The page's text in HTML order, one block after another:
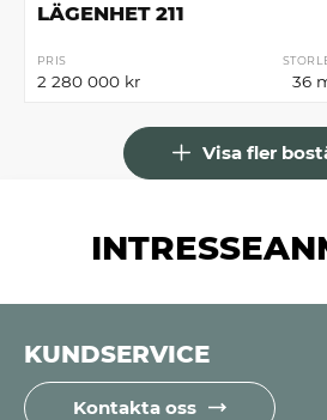
LÄGENHET 211
PRIS
2 280 000 kr 36
Visa fler
KUNDSERVICE
Kontakta oss